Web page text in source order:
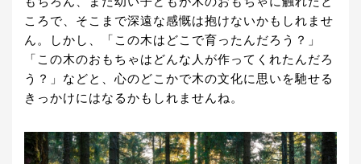
ころで、そこまで深遠な感慨は抱けないかもしれませ
ん。しかし、「この木はどこで育ったんだろう？」
「この木のおもちゃはどんな人が作ってくれたんだろ
う？」などと、心のどこかで木の文化に思いを馳せる
きっかけにはなるかもしれませんね。